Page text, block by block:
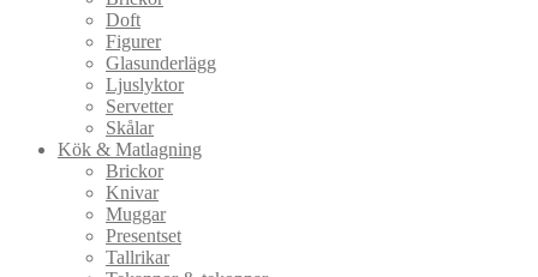
Doft
Figurer
Glasunderlägg
Ljuslyktor
Servetter
Skålar
Kök & Matlagning
Brickor
Knivar
Muggar
Presentset
Tallrikar